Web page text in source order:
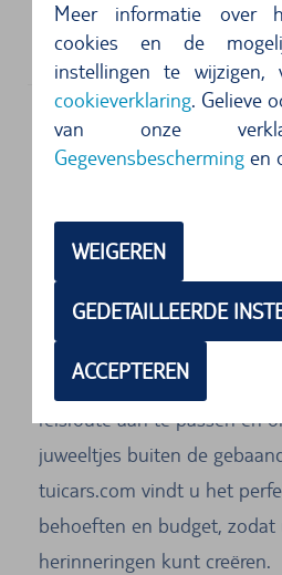
Meer informatie over
cookies en de
instellingen te
cookieverklaring. Gelieve
van onze
Gegevensbeschermingen
WEIGEREN
GEDETAILLEERDE
ACCEPTEREN
Ctra Lz-2 Arrecife-yaiza Km.
35509 Arrecife
Autoverhuur
het eiland op uw
adembenemende
indrukwekkende
eersteklas
Airport kunt u het eiland op
verkennen. Geniet van de
reisroute aan te passen en
juweeltjes buiten de
tuicars.com vindt u het
behoeften en budget, zodat
herinneringen kunt creëren.